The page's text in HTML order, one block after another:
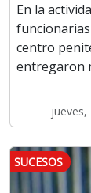
En la
centro
entregaron
jueves,
SUCESOS